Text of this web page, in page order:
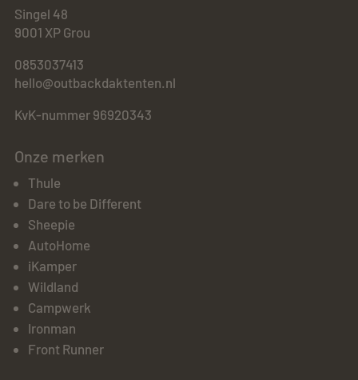
Singel 48
9001 XP Grou
0853037413
hello@outbackdaktenten.nl
KvK-nummer 96920343
Onze merken
Thule
Dare to be Different
Sheepie
AutoHome
iKamper
Wildland
Campwerk
Ironman
Front Runner